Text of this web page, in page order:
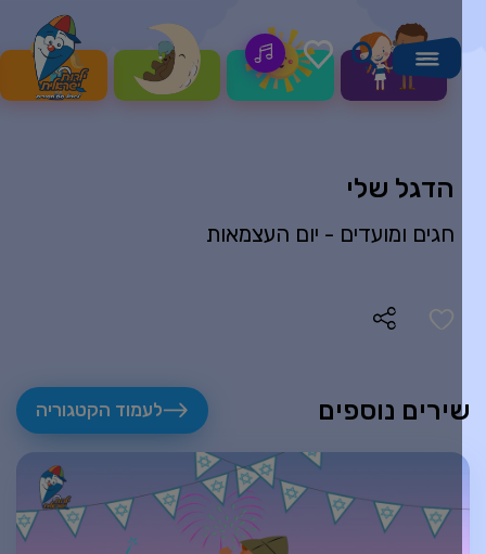
הדגל שלי
חגים ומועדים - יום העצמאות
נוספים לעמוד הקטגוריה